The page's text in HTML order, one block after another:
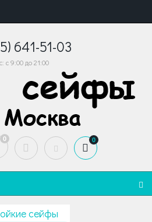
641-51-03
с 9:00 до 21:00
0 0
сейфы